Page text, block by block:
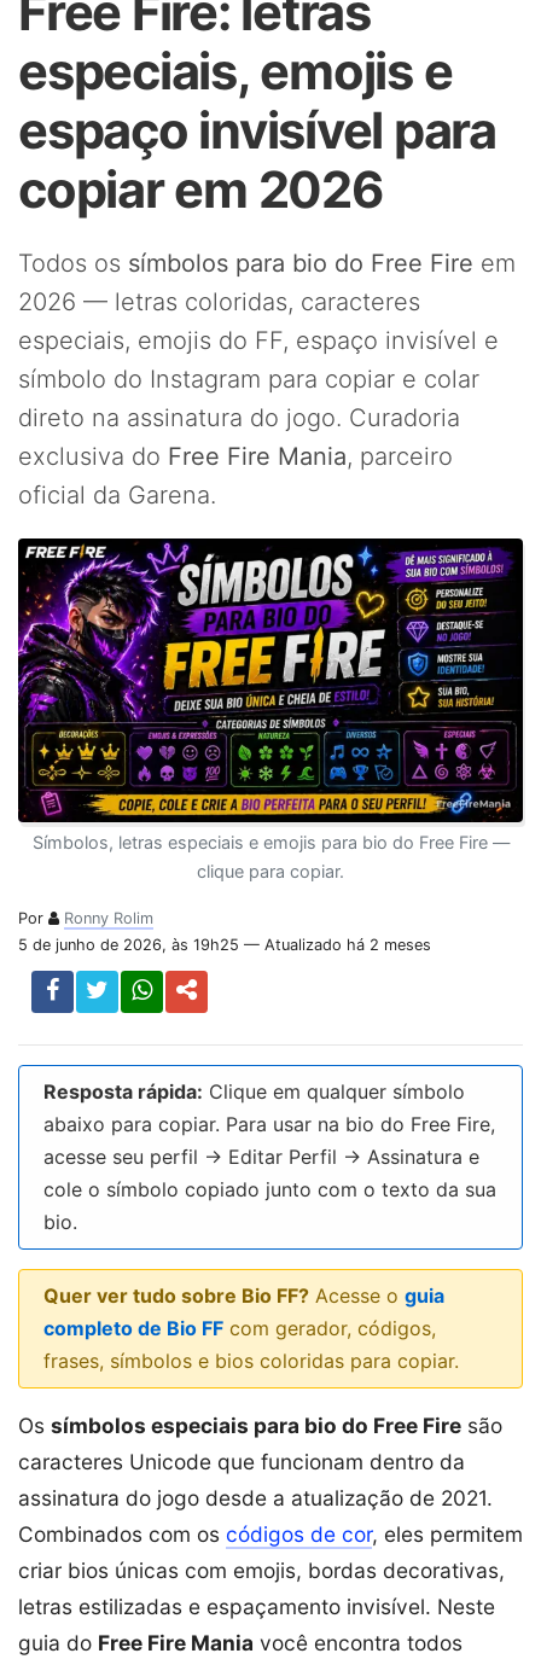
Free Fire: letras
especiais, emojis e
espaço invisível para
copiar em 2026
Todos os símbolos para bio do Free Fire em
2026 — letras coloridas, caracteres
especiais, emojis do FF, espaço invisível e
símbolo do Instagram para copiar e colar
direto na assinatura do jogo. Curadoria
exclusiva do Free Fire Mania, parceiro
oficial da Garena.
Símbolos, letras especiais e emojis para bio do Free Fire —
clique para copiar.
Por
Ronny Rolim
5 de junho de 2026, às 19h25 — Atualizado há 2 meses
Resposta rápida: Clique em qualquer símbolo
abaixo para copiar. Para usar na bio do Free Fire,
acesse seu perfil → Editar Perfil → Assinatura e
cole o símbolo copiado junto com o texto da sua
bio.
Quer ver tudo sobre Bio FF? Acesse o guia
completo de Bio FF com gerador, códigos,
frases, símbolos e bios coloridas para copiar.
Os símbolos especiais para bio do Free Fire são
caracteres Unicode que funcionam dentro da
assinatura do jogo desde a atualização de 2021.
Combinados com os códigos de cor, eles permitem
criar bios únicas com emojis, bordas decorativas,
letras estilizadas e espaçamento invisível. Neste
guia do Free Fire Mania você encontra todos